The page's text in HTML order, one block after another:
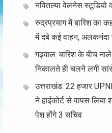
नवितल्या वेलनेस स्टूडियो
रुद्रप्रयाग में बारिश का
में दबे कई वाहन,
गढ़वाल: बारिश के बीच
निकालते ही चलने लगी
उत्तराखंड: 22 हजार
ने हाईकोर्ट से वापस
पेश होंगे 3 सचिव